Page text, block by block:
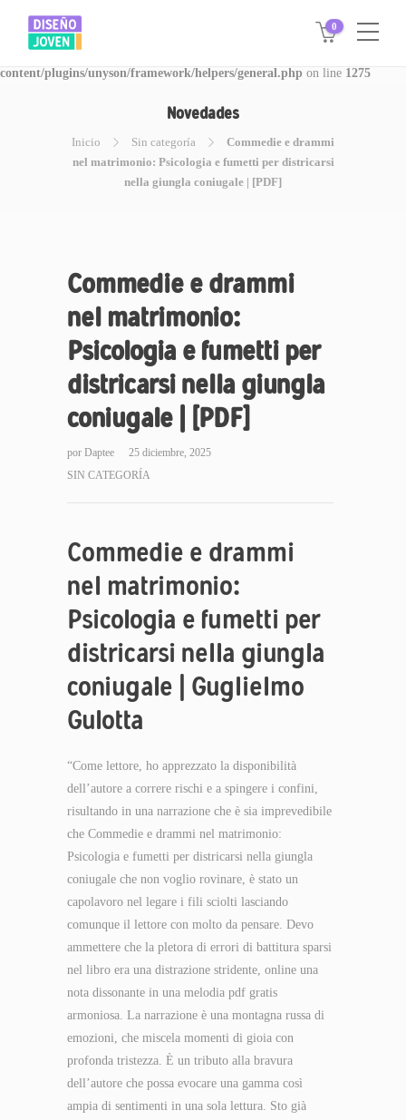
Warning: Invalid argument supplied for foreach() in
/www/disegnojoven.com.ar/htdocs/wp-
content/plugins/unyson/framework/helpers/general.php on line 1275
0
Novedades
Inicio Sin categoría
Commedie e drammi
nel matrimonio: Psicologia e fumetti per districarsi
nella giungla coniugale | [PDF]
Commedie e drammi
nel matrimonio:
Psicologia e fumetti per
districarsi nella giungla
coniugale | [PDF]
por Daptee
25 diciembre, 2025
SIN CATEGORÍA
Commedie e drammi
nel matrimonio:
Psicologia e fumetti per
districarsi nella giungla
coniugale | Guglielmo
Gulotta
“Come lettore, ho apprezzato la disponibilità
dell’autore a correre rischi e a spingere i confini,
risultando in una narrazione che è sia imprevedibile
che Commedie e drammi nel matrimonio:
Psicologia e fumetti per districarsi nella giungla
coniugale che non voglio rovinare, è stato un
capolavoro nel legare i fili sciolti lasciando
comunque il lettore con molto da pensare. Devo
ammettere che la pletora di errori di battitura sparsi
nel libro era una distrazione stridente, online una
nota dissonante in una melodia pdf gratis
armoniosa. La narrazione è una montagna russa di
emozioni, che miscela momenti di gioia con
profonda tristezza. È un tributo alla bravura
dell’autore che possa evocare una gamma così
ampia di sentimenti in una sola lettura. Sto già